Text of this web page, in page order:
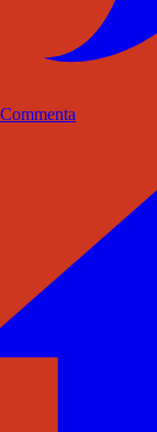
Commenta